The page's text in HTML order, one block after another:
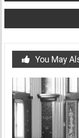
navigation
You May